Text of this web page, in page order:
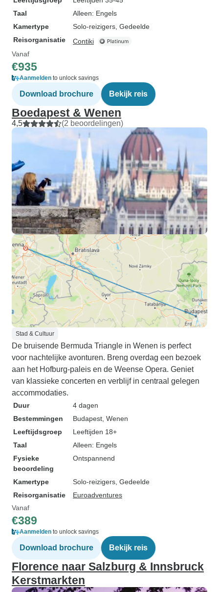
Taal
Alleen: Engels
Kamertype
Solo-reizigers, Gedeelde
Reisorganisatie
Contiki
Vanaf
€935
Aanmelden to unlock savings
Download brochure Bekijk reis
Boedapest & Wenen
4,5 (2 beoordelingen)
Stad & Cultuur
De bruisende Bermuda Triangle in Wenen is perfect
voor nachtelijke avonturen. Breng overdag een bezoek
aan het Hofburg-paleis en de Weense Opera. Geniet
van klassieke concerten en verblijf in centraal gelegen
accommodaties.
Duur
4 dagen
Bestemmingen
Budapest , Wenen
Leeftijdsgroep
Leeftijden 18+
Taal
Alleen: Engels
Fysieke
beoordeling
Ontspannend
Kamertype
Solo-reizigers, Gedeelde
Reisorganisatie
Euroadventures
Vanaf
€389
Aanmelden to unlock savings
Download brochure Bekijk reis
Florence naar Salzburg & Innsbruck
Kerstmarkten